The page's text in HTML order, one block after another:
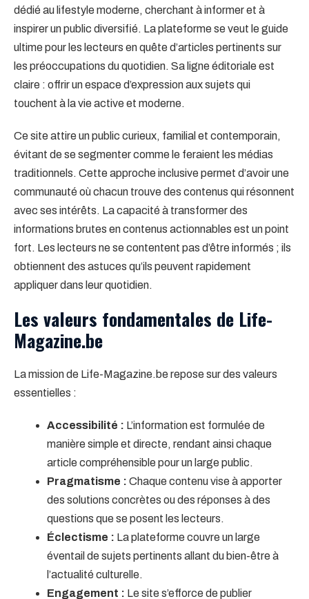
dédié au lifestyle moderne, cherchant à informer et à
inspirer un public diversifié. La plateforme se veut le guide
ultime pour les lecteurs en quête d’articles pertinents sur
les préoccupations du quotidien. Sa ligne éditoriale est
claire : offrir un espace d’expression aux sujets qui
touchent à la vie active et moderne.
Ce site attire un public curieux, familial et contemporain,
évitant de se segmenter comme le feraient les médias
traditionnels. Cette approche inclusive permet d’avoir une
communauté où chacun trouve des contenus qui résonnent
avec ses intérêts. La capacité à transformer des
informations brutes en contenus actionnables est un point
fort. Les lecteurs ne se contentent pas d’être informés ; ils
obtiennent des astuces qu’ils peuvent rapidement
appliquer dans leur quotidien.
Les valeurs fondamentales de Life-
Magazine.be
La mission de Life-Magazine.be repose sur des valeurs
essentielles :
Accessibilité : L’information est formulée de
manière simple et directe, rendant ainsi chaque
article compréhensible pour un large public.
Pragmatisme : Chaque contenu vise à apporter
des solutions concrètes ou des réponses à des
questions que se posent les lecteurs.
Éclectisme : La plateforme couvre un large
éventail de sujets pertinents allant du bien-être à
l’actualité culturelle.
Engagement : Le site s’efforce de publier